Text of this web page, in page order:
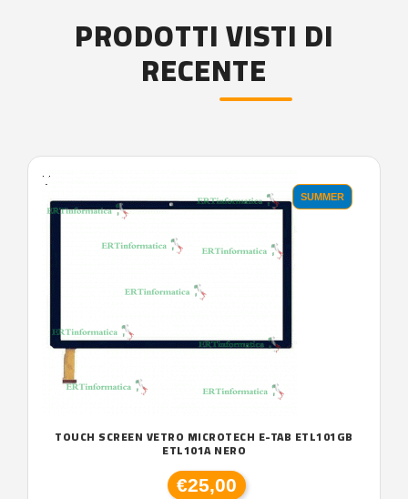
PRODOTTI VISTI DI
RECENTE
'.'
SUMMER
TOUCH SCREEN VETRO MICROTECH E-TAB ETL101GB
ETL101A NERO
€25,00